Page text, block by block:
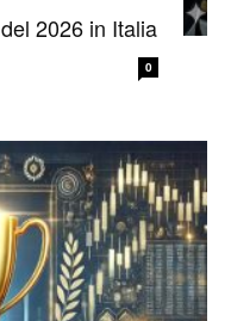
2026 in Italia
0